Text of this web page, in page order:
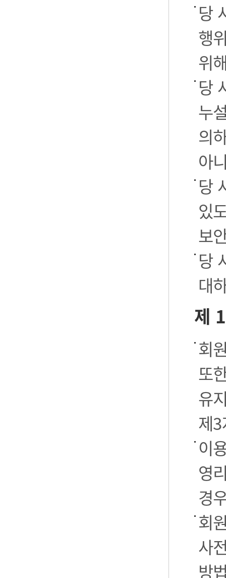
당
행
위
당
누
의
아
당
있
보
당
대
제
회
또
유
제
이
영
경
회
사
방